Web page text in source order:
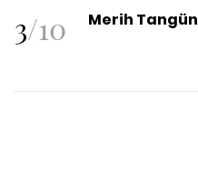
3/10 Merih Tangün